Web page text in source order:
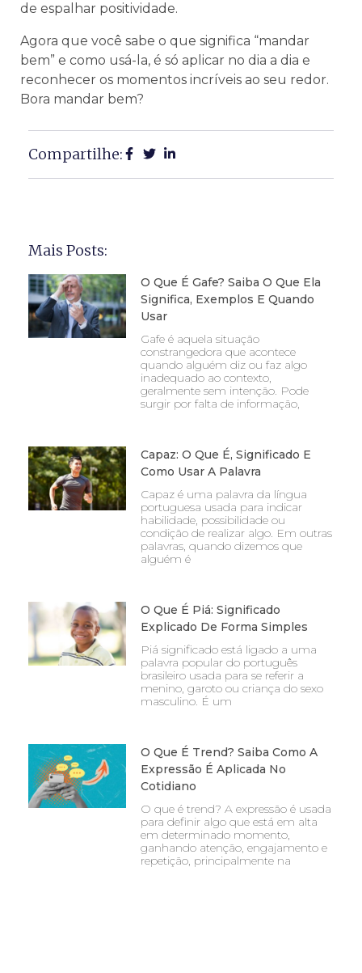
de espalhar positividade.
Agora que você sabe o que significa “mandar
bem” e como usá-la, é só aplicar no dia a dia e
reconhecer os momentos incríveis ao seu redor.
Bora mandar bem?
Compartilhe:
Mais Posts:
O Que É Gafe? Saiba O Que Ela
Significa, Exemplos E Quando
Usar
Gafe é aquela situação
constrangedora que acontece
quando alguém diz ou faz algo
inadequado ao contexto,
geralmente sem intenção. Pode
surgir por falta de informação,
Capaz: O Que É, Significado E
Como Usar A Palavra
Capaz é uma palavra da língua
portuguesa usada para indicar
habilidade, possibilidade ou
condição de realizar algo. Em outras
palavras, quando dizemos que
alguém é
O Que É Piá: Significado
Explicado De Forma Simples
Piá significado está ligado a uma
palavra popular do português
brasileiro usada para se referir a
menino, garoto ou criança do sexo
masculino. É um
O Que É Trend? Saiba Como A
Expressão É Aplicada No
Cotidiano
O que é trend? A expressão é usada
para definir algo que está em alta
em determinado momento,
ganhando atenção, engajamento e
repetição, principalmente na